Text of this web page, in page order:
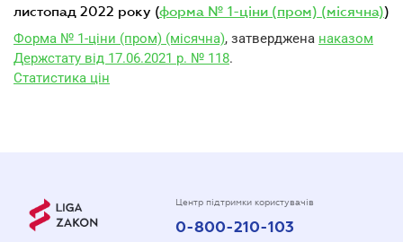
листопад 2022 року (форма № 1-ціни (пром) (місячна))
Форма № 1-ціни (пром) (місячна), затверджена наказом
Держстату від 17.06.2021 р. № 118.
Статистика цін
Центр підтримки користувачів
0-800-210-103